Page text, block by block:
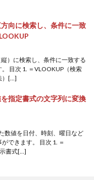
向に検索し、条件に一致
）に検索し、条件に一致する
目次 1. ＝VLOOKUP（検索
）[…]
指定書式の文字列に変換
数値を日付、時刻、曜日など
できます。 目次 1. ＝
書式[…]